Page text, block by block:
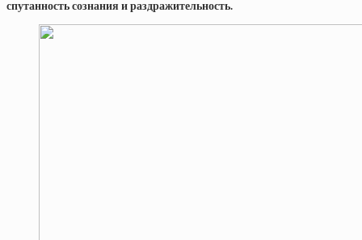
спутанность сознания и раздражительность.